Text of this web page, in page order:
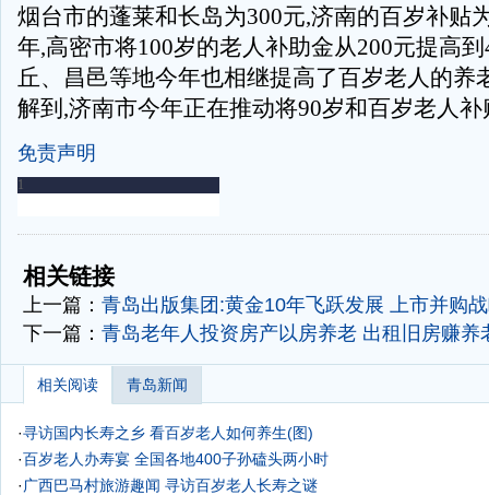
烟台市的蓬莱和长岛为300元,济南的百岁补贴
年,高密市将100岁的老人补助金从200元提高
丘、昌邑等地今年也相继提高了百岁老人的养
解到,济南市今年正在推动将90岁和百岁老人
免责声明
-
相关链接
上一篇： 青岛出版集团:黄金10年飞跃发展 上市并购
下一篇： 青岛老年人投资房产以房养老 出租旧房赚养
相关阅读 青岛新闻
·寻访国内长寿之乡 看百岁老人如何养生(图)
·百岁老人办寿宴 全国各地400子孙磕头两小时
· 广西巴马村旅游趣闻 寻访百岁老人长寿之谜